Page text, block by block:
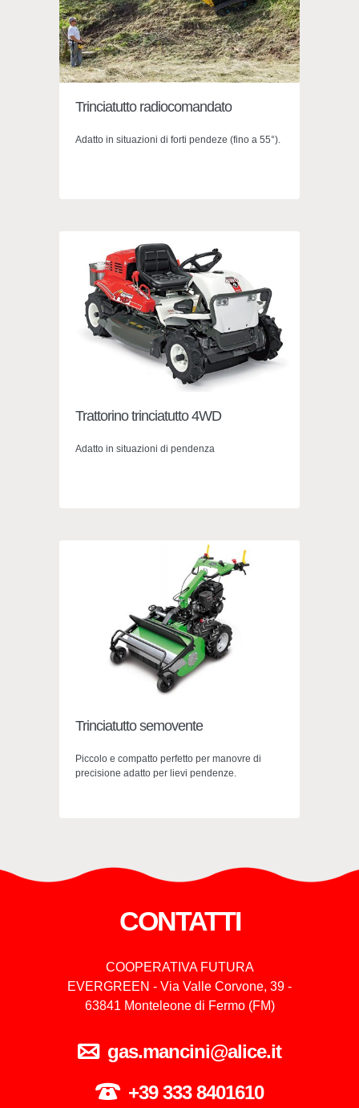
Trinciatutto radiocomandato
Adatto in situazioni di forti pendeze (fino a 55°).
Trattorino trinciatutto 4WD
Adatto in situazioni di pendenza
Trinciatutto semovente
Piccolo e compatto perfetto per manovre di
precisione adatto per lievi pendenze.
CONTATTI
COOPERATIVA FUTURA
EVERGREEN - Via Valle Corvone, 39 -
63841 Monteleone di Fermo (FM)
gas.mancini@alice.it
+39 333 8401610